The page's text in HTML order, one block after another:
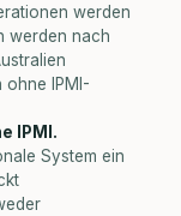
werden
werden nach
ohne IPMI-
IPMI.
System ein